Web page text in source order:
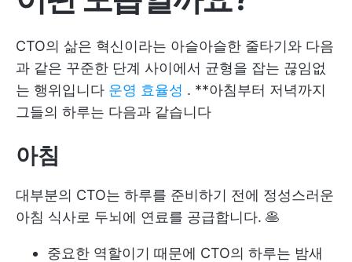
CTO의 삶은 혁신이라는 아슬아슬한 줄타기와 다음
과 같은 꾸준한 단계 사이에서 균형을 잡는 끊임없
는 행위입니다 운영 효율성 . **아침부터 저녁까지
그들의 하루는 다음과 같습니다
아침
대부분의 CTO는 하루를 준비하기 전에 정성스러운
아침 식사로 두뇌에 연료를 공급합니다. 🥞
중요한 역할이기 때문에 CTO의 하루는 밤새